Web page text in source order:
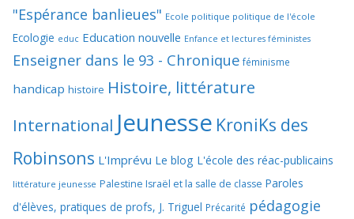
"Espérance banlieues" Ecole politique politique de l'école
Ecologie educ Education nouvelle Enfance et lectures féministes
Enseigner dans le 93 - Chronique féminisme
handicap histoire Histoire, littérature
International Jeunesse KroniKs des
Robinsons L'Imprévu Le blog L'école des réac-publicains
littérature jeunesse Palestine Israël et la salle de classe Paroles
d'élèves, pratiques de profs, J. Triguel Précarité pédagogie